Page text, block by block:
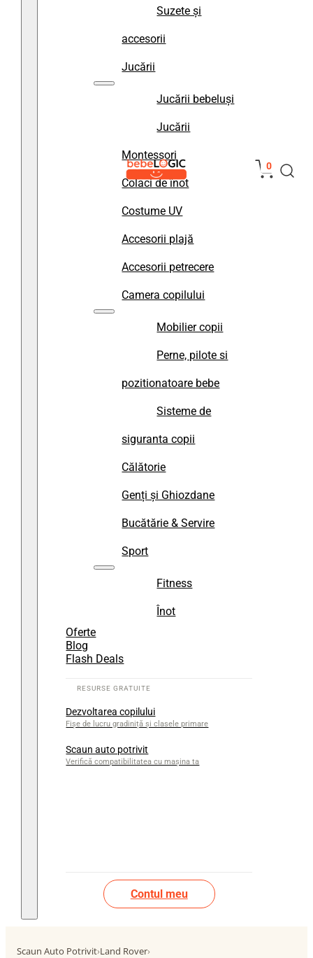
Suzete și
accesorii
Jucării
Jucării bebeluși
Jucării
Montessori
Colaci de înot
Costume UV
Accesorii plajă
Accesorii petrecere
Camera copilului
Mobilier copii
Perne, pilote si
pozitionatoare bebe
Sisteme de
siguranta copii
Călătorie
Genți și Ghiozdane
Bucătărie & Servire
Sport
Fitness
Înot
Oferte
Blog
Flash Deals
Dezvoltarea copilului
Fișe de lucru gradiniță și clasele primare
Scaun auto potrivit
Verifică compatibilitatea cu mașina ta
Contul meu
0
Scaun Auto Potrivit›Land Rover›